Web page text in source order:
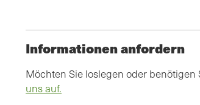
Informationen anfordern
Möchten Sie loslegen oder
uns auf.